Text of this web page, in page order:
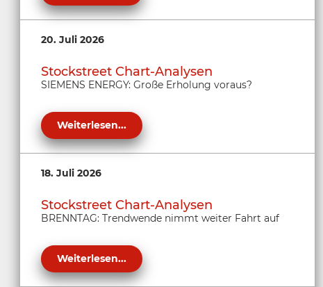
20. Juli 2026
Stockstreet Chart-Analysen
SIEMENS ENERGY: Große Erholung voraus?
Weiterlesen...
18. Juli 2026
Stockstreet Chart-Analysen
BRENNTAG: Trendwende nimmt weiter Fahrt auf
Weiterlesen...